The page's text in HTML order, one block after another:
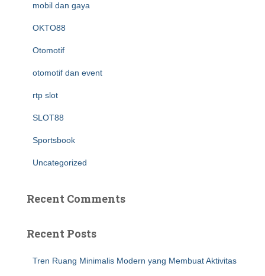
mobil dan gaya
OKTO88
Otomotif
otomotif dan event
rtp slot
SLOT88
Sportsbook
Uncategorized
Recent Comments
Recent Posts
Tren Ruang Minimalis Modern yang Membuat Aktivitas